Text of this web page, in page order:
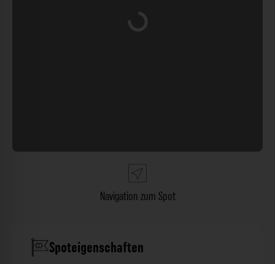
Wird geladen …
Navigation zum Spot
Spoteigenschaften